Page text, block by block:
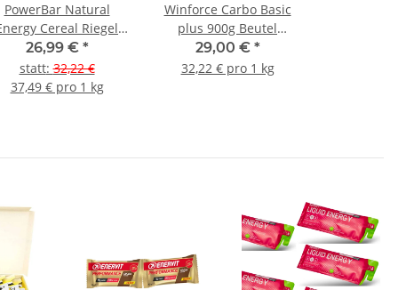
PowerBar Natural
Cereal Riegel
18er Box Erdbeer-
Cranberry
26,99 € *
statt:32,22 €
37,49 € pro 1 kg
Winforce Carbo Basic
plus 900g Beutel
Zitrone
29,00 € *
32,22 € pro 1 kg